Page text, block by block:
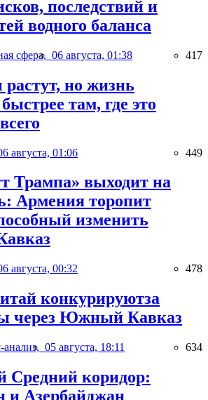
последствий и
водного баланса
сфера, 06 августа, 01:38 417
но жизнь
там, где это
августа, 01:06 449
Трампа» выходит на
Армения торопит
изменить
августа, 00:32 478
конкурируютза
через Южный Кавказ
анализ, 05 августа, 18:11 634
Средний коридор:
и Азербайджан